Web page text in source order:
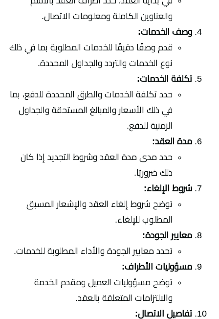
والعناوين الكاملة ومعلومات الاتصال.
وصف الخدمات:
قدم وصفًا دقيقًا للخدمات المطلوبة بما في ذلك
نوع الخدمات والتردد والجداول المحددة.
تكلفة الخدمات:
حدد تكلفة الخدمات والطرق المحددة للدفع، بما
في ذلك الأسعار والمبالغ المستحقة والجداول
الزمنية للدفع.
مدة العقد:
حدد مدى مدة العقد وشروط التجديد إذا كان
ذلك ضروريًا.
شروط الإلغاء:
توضح شروط إلغاء العقد والإشعار المسبق
المطلوب للإلغاء.
معايير الجودة:
تحدد معايير الجودة والأداء المطلوبة للخدمات.
مسؤوليات الأطراف:
توضح مسؤوليات العميل ومقدم الخدمة
والالتزامات المتعلقة بالعقد.
تفاصيل الاتصال: